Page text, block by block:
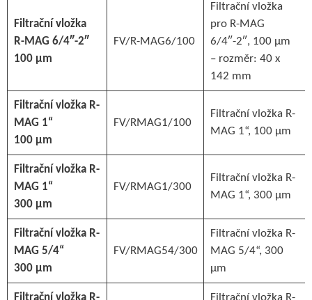
Filtrační vložka
R-MAG 6/4″-2″
100 µm
FV/R-MAG6/100
Filtrační vložka
pro R-MAG
6/4″-2″, 100 µm
– rozměr: 40 x
142 mm
Filtrační vložka R-
MAG 1“
100 µm
FV/RMAG1/100
Filtrační vložka R-
MAG 1“, 100 µm
Filtrační vložka R-
MAG 1“
300 µm
FV/RMAG1/300
Filtrační vložka R-
MAG 1“, 300 µm
Filtrační vložka R-
MAG 5/4“
300 µm
FV/RMAG54/300
Filtrační vložka R-
MAG 5/4“, 300
µm